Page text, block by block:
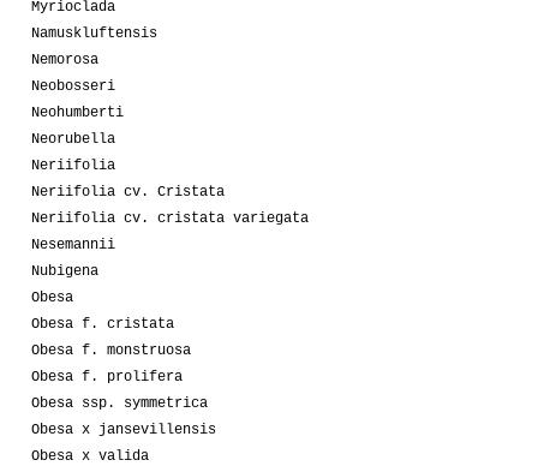
Myrioclada
Namuskluftensis
Nemorosa
Neobosseri
Neohumberti
Neorubella
Neriifolia
Neriifolia cv. Cristata
Neriifolia cv. cristata variegata
Nesemannii
Nubigena
Obesa
Obesa f. cristata
Obesa f. monstruosa
Obesa f. prolifera
Obesa ssp. symmetrica
Obesa x jansevillensis
Obesa x valida